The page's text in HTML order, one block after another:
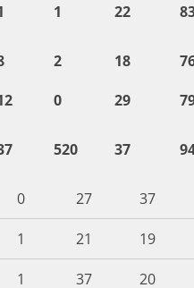
1 22
2 18
0 29
520 37
0 27
37
1 21
19
1 37
20